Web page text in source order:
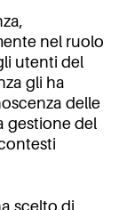
nel ruolo
utenti del
gli ha
delle
gestione del
scelto di